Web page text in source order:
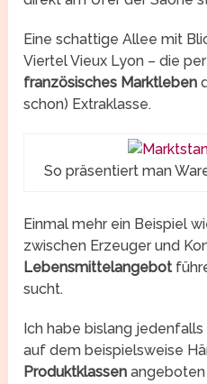
Eine schattige Allee mit
Viertel Vieux Lyon – die
französisches Marktleben
schon) Extraklasse.
So präsentiert man
Einmal mehr ein Beispiel
zwischen Erzeuger und
Lebensmittelangebot
sucht.
Ich habe bislang
auf dem beispielsweise
Produktklassen angeboten